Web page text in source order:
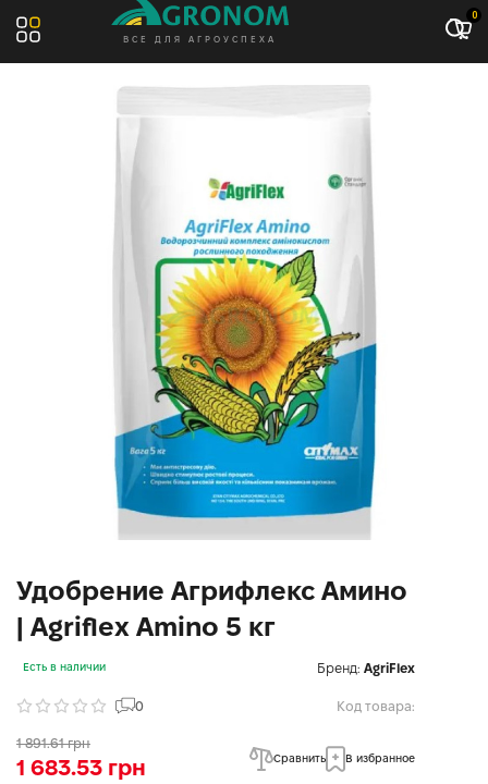
ВСЕ ДЛЯ АГРОУСПЕХА
0
Удобрение Агрифлекс Амино
| Agriflex Amino 5 кг
Есть в наличии Бренд: AgriFlex
0 Код товара:
1 891.61 грн
1 683.53 грн Сравнить В избранное